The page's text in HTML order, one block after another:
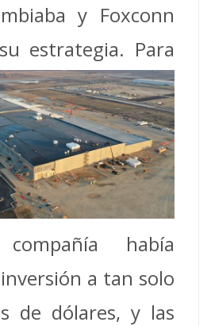
y Foxconn
su estrategia. Para
había
a tan solo
de dólares, y las